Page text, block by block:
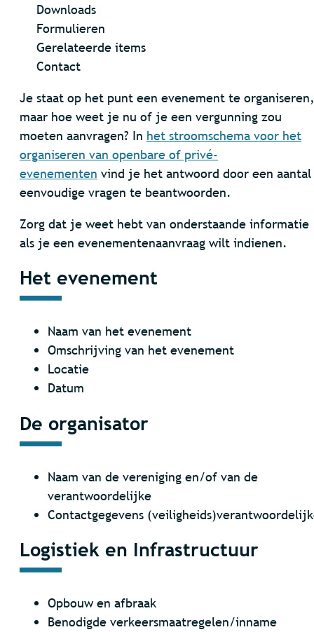
Downloads
Formulieren
Gerelateerde items
Contact
Je staat op het punt een evenement te organiseren,
maar hoe weet je nu of je een vergunning zou
moeten aanvragen? In het stroomschema voor het
organiseren van openbare of privé-
evenementen vind je het antwoord door een aantal
eenvoudige vragen te beantwoorden.
Zorg dat je weet hebt van onderstaande informatie
als je een evenementenaanvraag wilt indienen.
Het evenement
Naam van het evenement
Omschrijving van het evenement
Locatie
Datum
De organisator
Naam van de vereniging en/of van de
verantwoordelijke
Contactgegevens
Logistiek en Infrastructuur
Opbouw en afbraak
Benodigde verkeersmaatregelen/inname